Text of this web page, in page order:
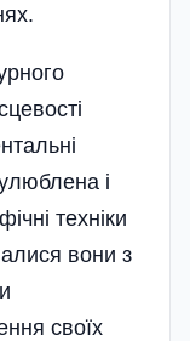
і
техніки
вони з
своїх